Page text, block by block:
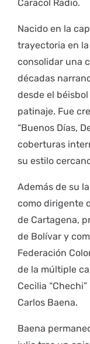
Caracol Radio.
Nacido en la
trayectoria en
consolidar una
décadas
desde el
patinaje. Fue
“Buenos Días,
coberturas
su estilo
Además de su
como dirigente
de Cartagena,
de Bolívar y
Federación
de la múltiple
Cecilia
Carlos Baena.
Baena